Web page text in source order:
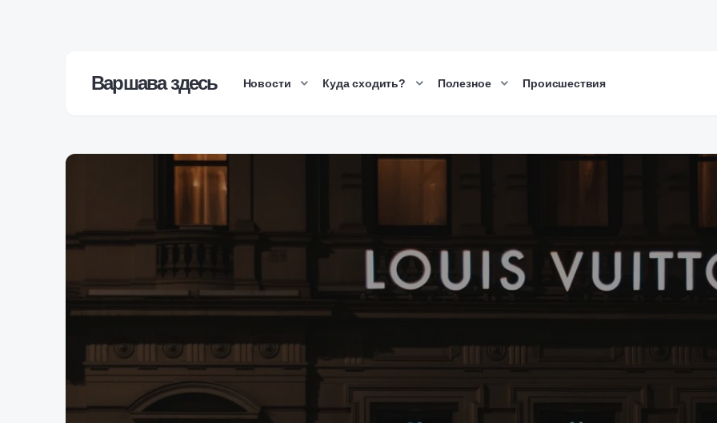
Варшава здесь Новости Куда сходить? Полезное Происшествия